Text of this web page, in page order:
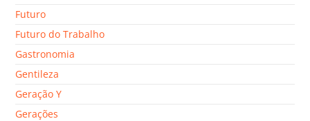
Futuro
Futuro do Trabalho
Gastronomia
Gentileza
Geração Y
Gerações